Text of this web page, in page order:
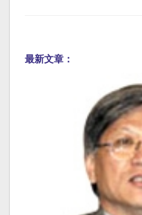
最新文章：